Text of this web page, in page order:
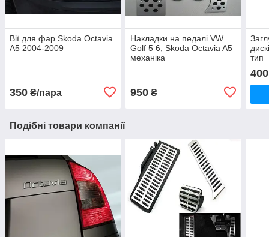
Вії для фар Skoda Octavia
A5 2004-2009
350 ₴/пара
Накладки на педалі VW
Golf 5 6, Skoda Octavia A5
механіка
950₴
тип
400
Подібні товари компанії